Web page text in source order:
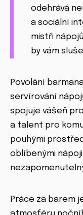
odehrává
a sociální
mistři
by vám
Povolání
servírování
spojuje vášeň
a talent pro
pouhými
oblíbenými
Práce za barem